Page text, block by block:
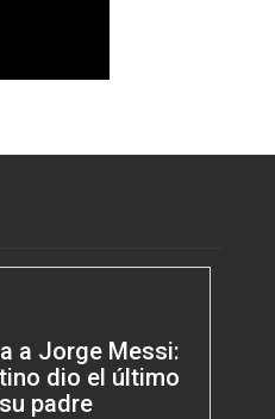
a Jorge Messi:
dio el último
padre